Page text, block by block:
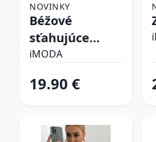
NOVINKY
Béžové
sťahujúce
spodné prádlo
iMODA
19.90 €